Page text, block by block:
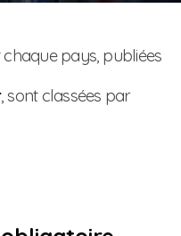
pays, publiées
, sont classées par